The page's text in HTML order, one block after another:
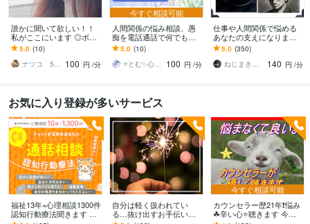
誰かに聞いて欲しい！！
私がここにいます ◎ボイ
スサンプルあり◎ゆっく
り丁寧にお話お聴きしま
す。
5.0 (10)
ナツコ 50代女性 ８月限定お値下げ中！ 100 円 /分
今すぐ相談可能
人間関係の悩み相談、愚
痴を電話通話で何でも聞
きます 仕事の上司・同
僚・部下/恋人/夫婦/家族/
友人の関係や苦しさ
5.0 (10)
⭐とむ✨心の癒し お悩み相談 恋愛相談
100 円 /分
仕事や人間関係で悩める
あなたの支えになります /
ほっと一息、あたたかく
てやわらかい時間を低音
と共に
5.0 (350)
ねじまき鳥_nezimakidori
140 円 /分
お気に入り登録が多いサービス
福祉13年×心理相談1300件
認知行動療法聞きます コ
自分は軽く扱われてい
る…抜け出すお手伝いを
今すぐ相談可能
カウンセラー歴21年❗️悩み
☘辛い心⭐️聴きます 今は